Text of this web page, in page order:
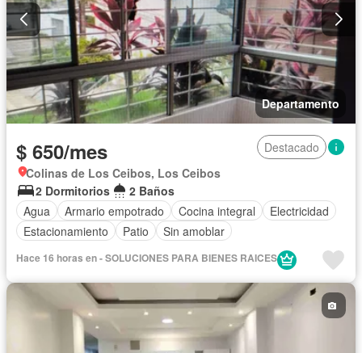
Departamento
$ 650/mes
Destacado
Colinas de Los Ceibos, Los Ceibos
2 Dormitorios
2 Baños
Agua
Armario empotrado Cocina integral
Electricidad
Estacionamiento
Patio Sin amoblar
Hace 16 horas en - SOLUCIONES PARA BIENES RAICES